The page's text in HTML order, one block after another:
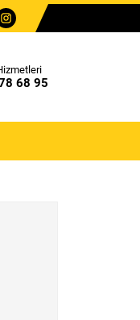
68 95